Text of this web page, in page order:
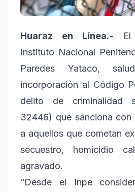
Huaraz en Línea.- El
Instituto Nacional
Paredes Yataco,
incorporación al Código
delito de criminalidad
32446) que sanciona con
a aquellos que cometan
secuestro, homicidio
agravado.
“Desde el Inpe